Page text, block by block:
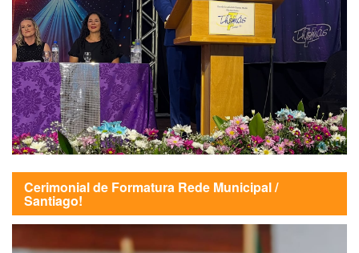
Cerimonial de Formatura Rede Municipal /
Santiago!